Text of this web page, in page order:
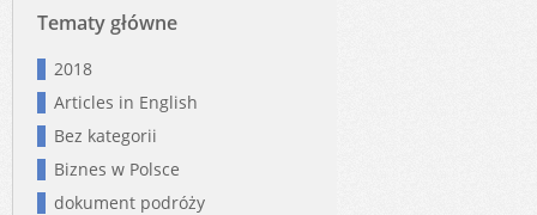
Tematy główne
2018
Articles in English
Bez kategorii
Biznes w Polsce
dokument podróży